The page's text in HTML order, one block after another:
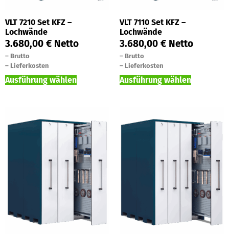
VLT 7210 Set KFZ –
Lochwände
3.680,00 € Netto
– Brutto
– Lieferkosten
Ausführung wählen
VLT 7110 Set KFZ –
Lochwände
3.680,00 € Netto
– Brutto
– Lieferkosten
Ausführung wählen